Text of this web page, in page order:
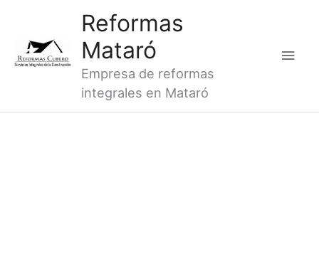
contenido
Reformas
Mataró
Empresa de reformas
integrales en Mataró